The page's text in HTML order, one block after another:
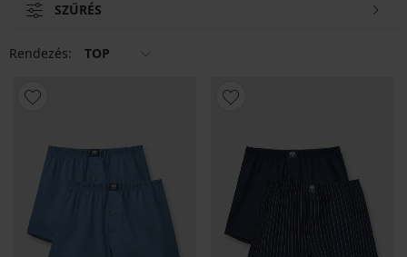
SZŰRÉS
Rendezés: TOP